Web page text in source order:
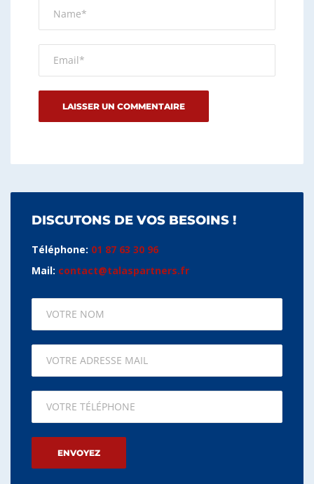
DISCUTONS DE VOS BESOINS !
Téléphone: 01 87 63 30 96
Mail: contact@talaspartners.fr
Please leave this field empty.